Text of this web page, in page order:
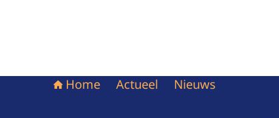
Home Actueel Nieuws